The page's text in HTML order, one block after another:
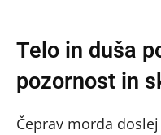
Telo in duša
pozornost in
Čeprav morda